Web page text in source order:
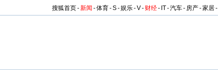
搜狐首页-新闻 -体育-S-娱乐-V- 财经- IT-汽车- 房产-家居-